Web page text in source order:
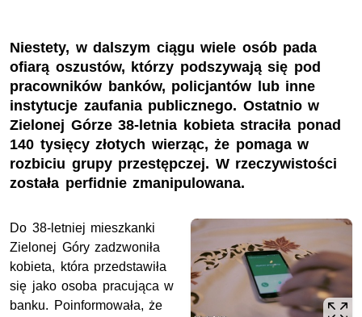
Niestety, w dalszym ciągu wiele osób pada
ofiarą oszustów, którzy podszywają się pod
pracowników banków, policjantów lub inne
instytucje zaufania publicznego. Ostatnio w
Zielonej Górze 38-letnia kobieta straciła ponad
140 tysięcy złotych wierząc, że pomaga w
rozbiciu grupy przestępczej. W rzeczywistości
została perfidnie zmanipulowana.
Do 38-letniej mieszkanki
Zielonej Góry zadzwoniła
kobieta, która przedstawiła
się jako osoba pracująca w
banku. Poinformowała, że